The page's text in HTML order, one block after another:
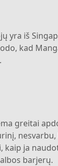
yra iš
kad
greitai
ja
barjerų.